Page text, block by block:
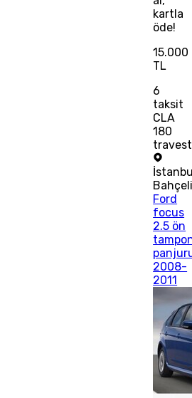
kartla
öde!
15.000
TL
6
taksit
CLA
180
travest
Ford
focus
2.5 ön
2008-
2011